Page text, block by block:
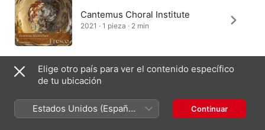
Cantemus Choral Institute
2021 · 1 pieza · 2 min
Christopher Jackson, Studio de
musique ancienne de Montréal
2008 · 1 pieza · 2 min
Elige otro país para ver el contenido específico
de tu ubicación
Estados Unidos (Español
México)
Continuar